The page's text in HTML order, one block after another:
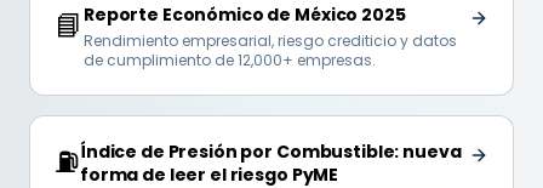
📘 Reporte Económico de México 2025
Rendimiento empresarial, riesgo crediticio y datos
de cumplimiento de 12,000+ empresas.
⛽Índice de Presión por Combustible: nueva
forma de leer el riesgo PyME